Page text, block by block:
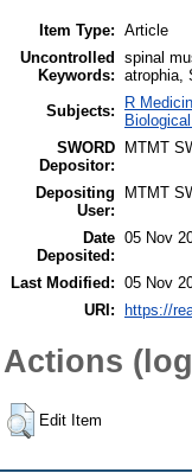
Item Type: Article
Uncontrolled
Keywords:
spinal
atrophia,
Subjects:
R
SWORD
Depositor:
MTMT
Depositing
User:
MTMT
Date
Deposited:
05 Nov
Last Modified: 05 Nov
URI:
https://
Actions
Edit Item